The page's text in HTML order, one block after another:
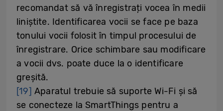
recomandat să vă înregistrați vocea în medii
liniștite. Identificarea vocii se face pe baza
tonului vocii folosit în timpul procesului de
înregistrare. Orice schimbare sau modificare
a vocii dvs. poate duce la o identificare
greșită.
[19] Aparatul trebuie să suporte Wi-Fi și să
se conecteze la SmartThings pentru a